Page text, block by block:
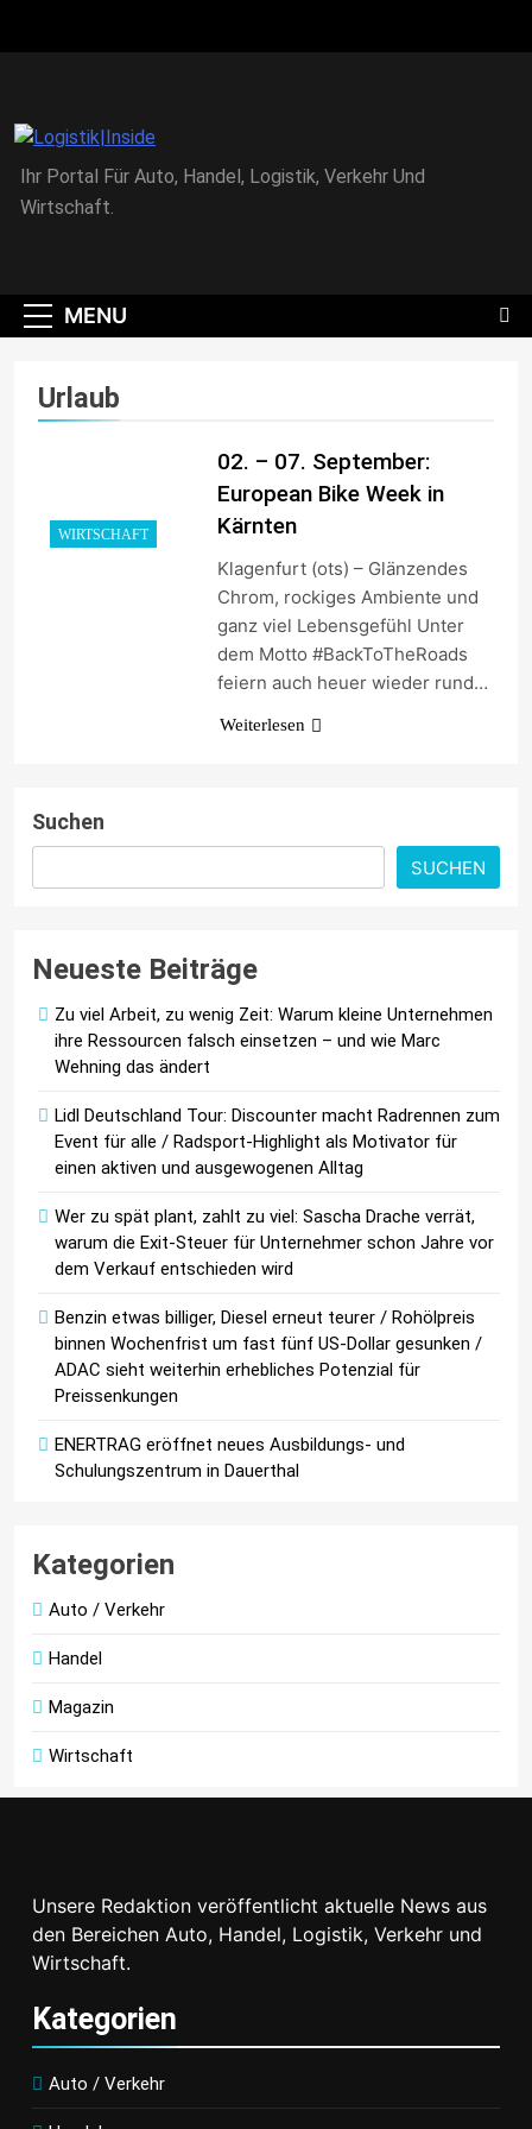
Logistik|Inside
Ihr Portal Für Auto, Handel, Logistik, Verkehr Und
Wirtschaft.
MENU
Urlaub
WIRTSCHAFT
02. – 07. September:
European Bike Week in
Kärnten
Klagenfurt (ots) – Glänzendes
Chrom, rockiges Ambiente und
ganz viel Lebensgefühl Unter
dem Motto #BackToTheRoads
feiern auch heuer wieder rund…
Weiterlesen
Suchen
SUCHEN
Neueste Beiträge
Zu viel Arbeit, zu wenig Zeit: Warum kleine Unternehmen
ihre Ressourcen falsch einsetzen – und wie Marc
Wehning das ändert
Lidl Deutschland Tour: Discounter macht Radrennen zum
Event für alle / Radsport-Highlight als Motivator für
einen aktiven und ausgewogenen Alltag
Wer zu spät plant, zahlt zu viel: Sascha Drache verrät,
warum die Exit-Steuer für Unternehmer schon Jahre vor
dem Verkauf entschieden wird
Benzin etwas billiger, Diesel erneut teurer / Rohölpreis
binnen Wochenfrist um fast fünf US-Dollar gesunken /
ADAC sieht weiterhin erhebliches Potenzial für
Preissenkungen
ENERTRAG eröffnet neues Ausbildungs- und
Schulungszentrum in Dauerthal
Kategorien
Auto / Verkehr
Handel
Magazin
Wirtschaft
Unsere Redaktion veröffentlicht aktuelle News aus
den Bereichen Auto, Handel, Logistik, Verkehr und
Wirtschaft.
Kategorien
Auto / Verkehr